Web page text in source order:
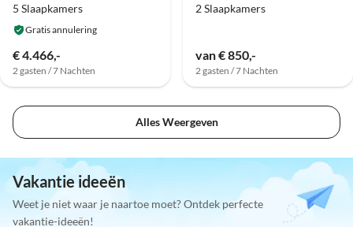
5 Slaapkamers
Gratis annulering
€ 4.466,-
2 gasten / 7 Nachten
2 Slaapkamers
van € 850,-
2 gasten / 7 Nachten
Alles Weergeven
Vakantie ideeën
Weet je niet waar je naartoe moet? Ontdek perfecte
vakantie-ideeën!